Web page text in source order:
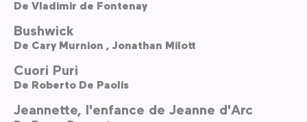
De Vladimir de Fontenay
Bushwick
De Cary Murnion , Jonathan Milott
Cuori Puri
De Roberto De Paolis
Jeannette, l'enfance de Jeanne d'Arc